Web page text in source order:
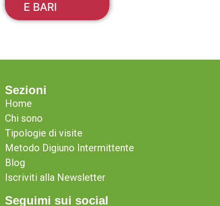
E BARI
Sezioni
Home
Chi sono
Tipologie di visite
Metodo Digiuno Intermittente
Blog
Iscriviti alla Newsletter
Seguimi sui social